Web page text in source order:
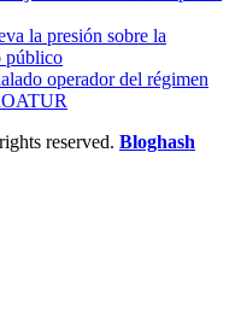
la presión sobre la
público
operador del régimen
reserved. Bloghash